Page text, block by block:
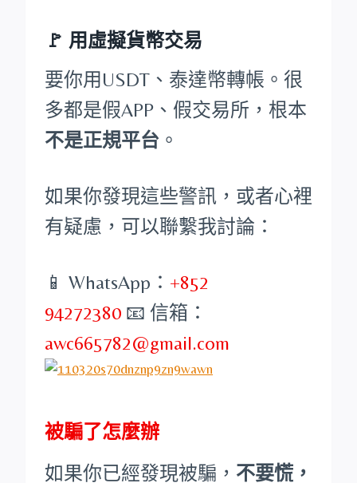
🚩 用虛擬貨幣交易
要你用USDT、泰達幣轉帳。很
多都是假APP、假交易所，根本
不是正規平台 。
如果你發現這些警訊，或者心裡
有疑慮，可以聯繫我討論：
📱 WhatsApp： +852
94272380 📧 信箱：
awc665782@gmail.com
被騙了怎麼辦
如果你已經發現被騙， 不要慌，